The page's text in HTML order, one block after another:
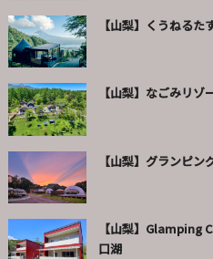
【山梨】くうねるた
【山梨】なごみリゾ
【山梨】グランピ
【山梨】Glamping
口湖